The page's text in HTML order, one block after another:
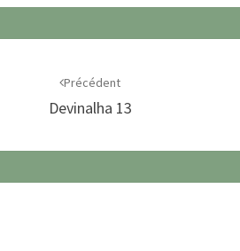
Précédent
Devinalha 13